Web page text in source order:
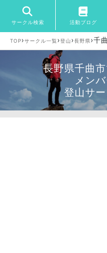
サークル検索 活動ブログ
TOP›サークル一覧 ›登山 ›長野県›千
長野県千曲
メン
登山サ